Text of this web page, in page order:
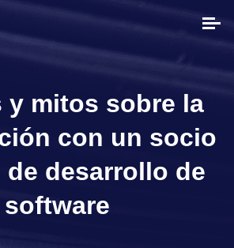
y mitos sobre la
con un socio
de desarrollo de
software